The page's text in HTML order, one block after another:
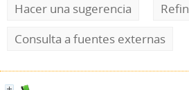
Hacer una sugerencia
Consulta a fuentes externas